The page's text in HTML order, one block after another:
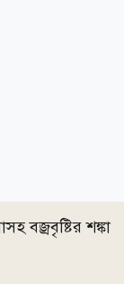
বজ্রবৃষ্টির শঙ্কা